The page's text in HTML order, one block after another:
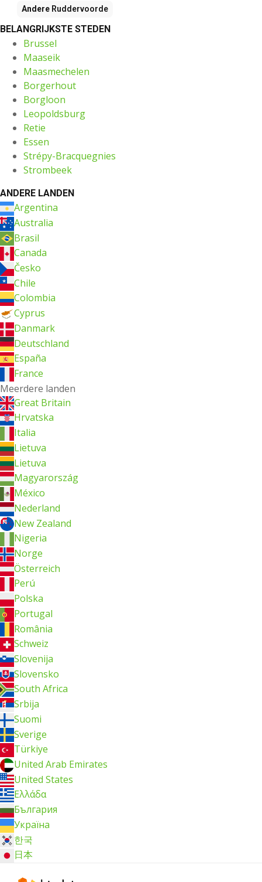
Andere Ruddervoorde
BELANGRIJKSTE STEDEN
Brussel
Maaseik
Maasmechelen
Borgerhout
Borgloon
Leopoldsburg
Retie
Essen
Strépy-Bracquegnies
Strombeek
ANDERE LANDEN
Argentina
Australia
Brasil
Canada
Česko
Chile
Colombia
Cyprus
Danmark
Deutschland
España
France
Meerdere landen
Great Britain
Hrvatska
Italia
Lietuva
Lietuva
Magyarország
México
Nederland
New Zealand
Nigeria
Norge
Österreich
Perú
Polska
Portugal
România
Schweiz
Slovenija
Slovensko
South Africa
Srbija
Suomi
Sverige
Türkiye
United Arab Emirates
United States
Ελλάδα
България
Україна
한국
日本